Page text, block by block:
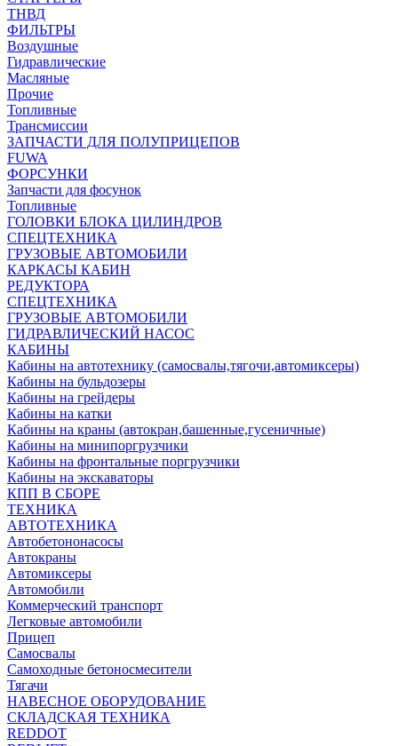
ТНВД
ФИЛЬТРЫ
Воздушные
Гидравлические
Масляные
Прочие
Топливные
Трансмиссии
ЗАПЧАСТИ ДЛЯ ПОЛУПРИЦЕПОВ
FUWA
ФОРСУНКИ
Запчасти для фосунок
Топливные
ГОЛОВКИ БЛОКА ЦИЛИНДРОВ
СПЕЦТЕХНИКА
ГРУЗОВЫЕ АВТОМОБИЛИ
КАРКАСЫ КАБИН
РЕДУКТОРА
СПЕЦТЕХНИКА
ГРУЗОВЫЕ АВТОМОБИЛИ
ГИДРАВЛИЧЕСКИЙ НАСОС
КАБИНЫ
Кабины на автотехнику (самосвалы,тягочи,автомиксеры)
Кабины на бульдозеры
Кабины на грейдеры
Кабины на катки
Кабины на краны (автокран,башенные,гусеничные)
Кабины на минипоргрузчики
Кабины на фронтальные поргрузчики
Кабины на экскаваторы
КПП В СБОРЕ
ТЕХНИКА
АВТОТЕХНИКА
Автобетононасосы
Автокраны
Автомиксеры
Автомобили
Коммерческий транспорт
Легковые автомобили
Прицеп
Самосвалы
Самоходные бетоносмесители
Тягачи
НАВЕСНОЕ ОБОРУДОВАНИЕ
СКЛАДСКАЯ ТЕХНИКА
REDDOT